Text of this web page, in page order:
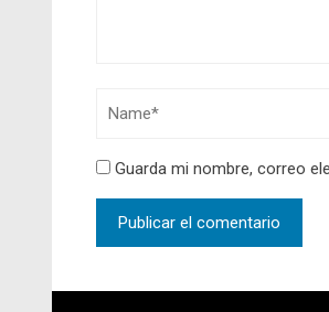
Guarda mi nombre, correo